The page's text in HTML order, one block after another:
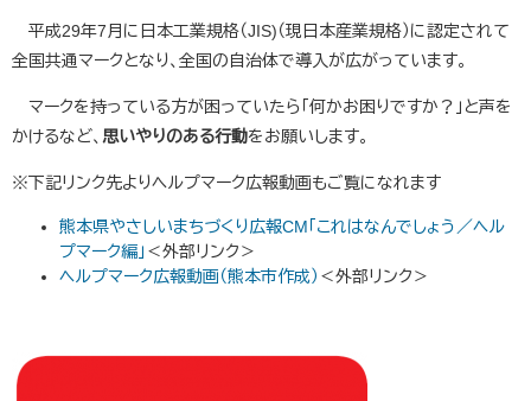
平成29年7月に日本工業規格（JIS)（現日本産業規格）に認定されて
全国共通マークとなり、全国の自治体で導入が広がっています。
マークを持っている方が困っていたら「何かお困りですか？」と声を
かけるなど、 思いやりのある行動をお願いします。
※下記リンク先よりヘルプマーク広報動画もご覧になれます
熊本県やさしいまちづくり広報CM「これはなんでしょう／ヘル
プマーク編」 ＜外部リンク＞
ヘルプマーク広報動画（熊本市作成） ＜外部リンク＞